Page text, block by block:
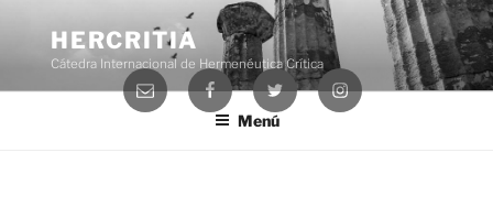
contenido
HERCRITIA
Cátedra Internacional de Hermenéutica Crítica
Menú
Correo
electrónico
FacebookTwitter Instagram